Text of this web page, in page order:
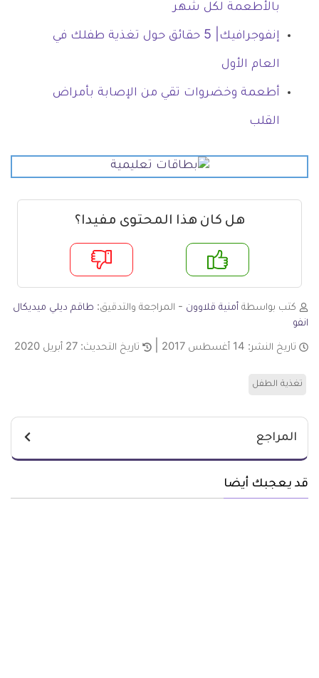
بالأطعمة لكل شهر
إنفوجرافيك| 5 حقائق حول تغذية طفلك في
العام الأول
أطعمة وخضروات تقي من الإصابة بأمراض
القلب
هل كان هذا المحتوى مفيدا؟
لا
كتب بواسطة أمنية قلاوون - المراجعة والتدقيق: طاقم ديلي ميديكال
انفو
تاريخ النشر: 14 أغسطس 2017 تاريخ التحديث: 27 أبريل 2020
تغذية الطفل
المراجع
قد يعجبك أيضا